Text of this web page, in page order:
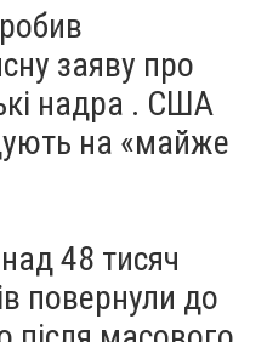
заяву про
надра . США
на «майже
48 тисяч
повернули до